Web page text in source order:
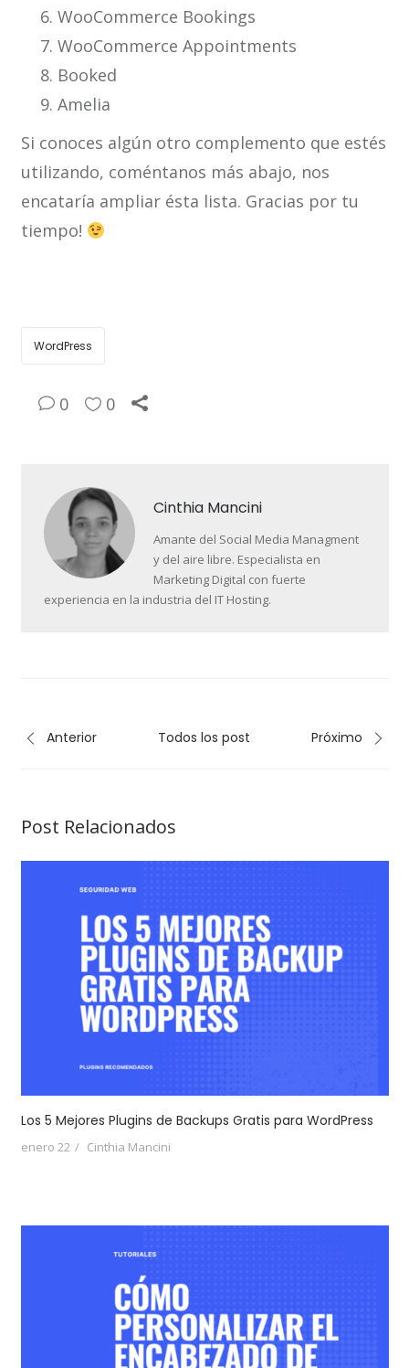
WooCommerce Bookings
WooCommerce Appointments
Booked
Amelia
Si conoces algún otro complemento que estés
utilizando, coméntanos más abajo, nos
encataría ampliar ésta lista. Gracias por tu
tiempo!
WordPress
0 0
Cinthia Mancini
Amante del Social Media Managment
y del aire libre. Especialista en
Marketing Digital con fuerte
experiencia en la industria del IT Hosting.
Anterior Todos los post Próximo
Post Relacionados
Los 5 Mejores Plugins de Backups Gratis para WordPress
enero 22 Cinthia Mancini